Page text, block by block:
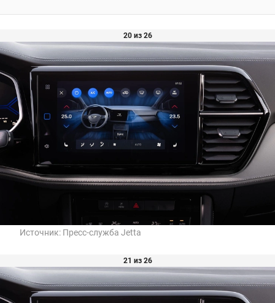
20 из 26
Источник: Пресс-служба Jetta
21 из 26